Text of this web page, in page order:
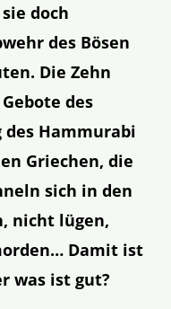
doch
des Bösen
Die Zehn
des
des Hammurabi
Griechen, die
sich in den
nicht lügen,
Damit ist
was ist gut?